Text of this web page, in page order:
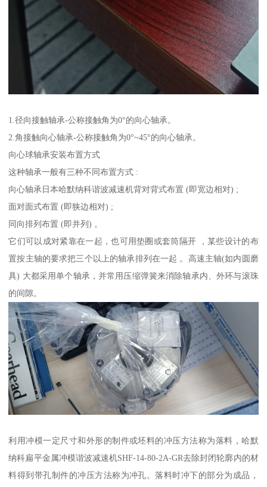
1.径向接触轴承-公称接触角为0°的向心轴承。
2.角接触向心轴承-公称接触角为0°~45°的向心轴承。
向心球轴承安装布置方式
这种轴承一般有三种不同布置方式 :
向心轴承日本哈默纳科谐波减速机背对背式布置 (即宽边相对) ;
面对面式布置 (即狭边相对) ;
同向排列布置 (即并列) 。
它们可以成对紧靠在一起，也可用垫圈或套筒隔开 ，某些设计的布
置按主轴的要求把三个以上的轴承排列在一起 。高速主轴(如内圆磨
具) 大都采用单个轴承，并常用压缩弹簧来消除轴承内、外环与滚珠
的间隙。
利用冲模一定尺寸和外形的制件或坯料的冲压方法称为落料，哈默
纳科扁平金属冲模谐波减速机SHF-14-80-2A-GR去除封闭轮廓内的材
料得到带孔制件的冲压方法称为冲孔。落料时冲下的部分为成品，